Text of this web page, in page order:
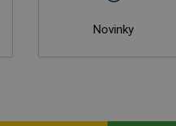
Novinky